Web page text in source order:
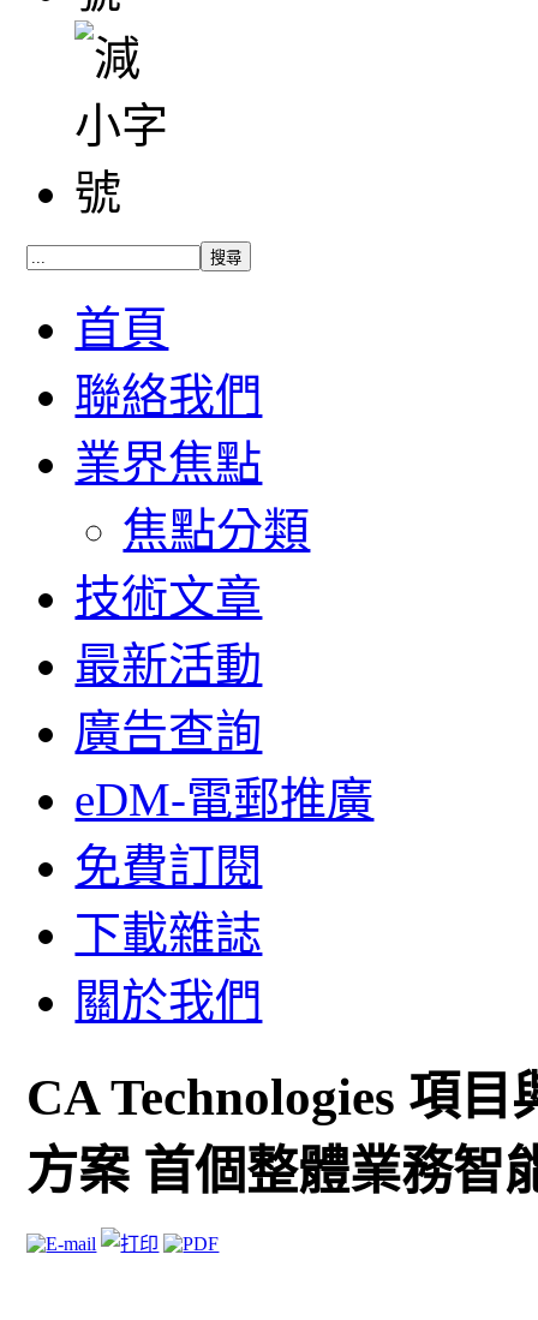
首頁
聯絡我們
業界焦點
焦點分類
技術文章
最新活動
廣告查詢
eDM-電郵推廣
免費訂閱
下載雜誌
關於我們
CA Technologies 項
方案 首個整體業務智